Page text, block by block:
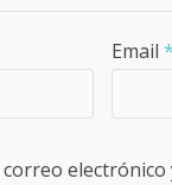
Email *